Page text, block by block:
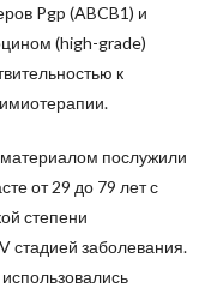
Pgp (ABCB1) и
(high-grade)
к
послужили
от 29 до 79 лет с
степени
стадией заболевания.